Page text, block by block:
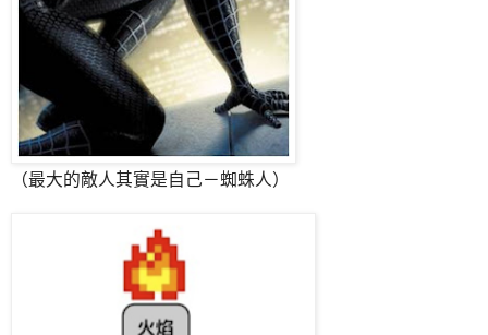
（最大的敵人其實是自己－蜘蛛人）